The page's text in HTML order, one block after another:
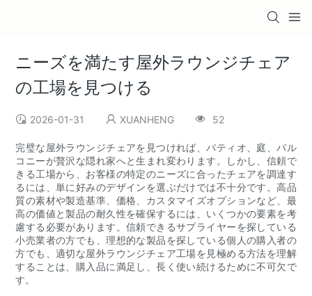
ニーズを満たす屋外ラウンジチェア
の工場を見つける
2026-01-31 XUANHENG 52
完璧な屋外ラウンジチェアを見つければ、パティオ、庭、バル
コニーが贅沢な隠れ家へと生まれ変わります。しかし、信頼で
きる工場から、お客様の特定のニーズに合ったチェアを調達す
るには、単に好みのデザインを選ぶだけでは不十分です。高品
質の素材や製造基準、価格、カスタマイズオプションなど、最
高の価値と製品の耐久性を確保するには、いくつかの要素を考
慮する必要があります。信頼できるサプライヤーを探している
小売業者の方でも、理想的な製品を探している個人の購入者の
方でも、適切な屋外ラウンジチェア工場を見極める方法を理解
することは、購入品に満足し、長く使い続けるために不可欠で
す。